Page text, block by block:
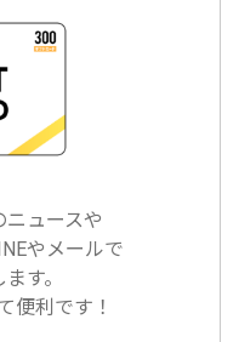
ニュースや
やメールで
す。
便利です！